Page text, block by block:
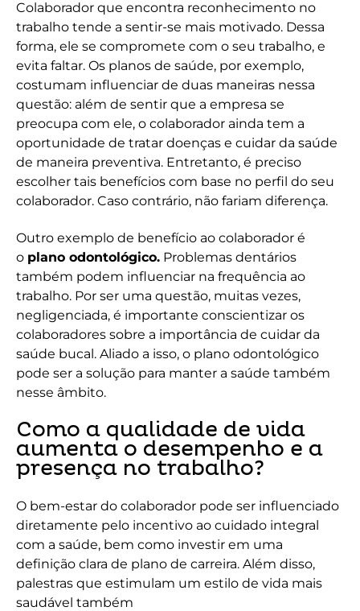
Colaborador que encontra reconhecimento no
trabalho tende a sentir-se mais motivado. Dessa
forma, ele se compromete com o seu trabalho, e
evita faltar. Os planos de saúde, por exemplo,
costumam influenciar de duas maneiras nessa
questão: além de sentir que a empresa se
preocupa com ele, o colaborador ainda tem a
oportunidade de tratar doenças e cuidar da saúde
de maneira preventiva. Entretanto, é preciso
escolher tais benefícios com base no perfil do seu
colaborador. Caso contrário, não fariam diferença.
Outro exemplo de benefício ao colaborador é
o plano odontológico. Problemas dentários
também podem influenciar na frequência ao
trabalho. Por ser uma questão, muitas vezes,
negligenciada, é importante conscientizar os
colaboradores sobre a importância de cuidar da
saúde bucal. Aliado a isso, o plano odontológico
pode ser a solução para manter a saúde também
nesse âmbito.
Como a qualidade de vida
aumenta o desempenho e a
presença no trabalho?
O bem-estar do colaborador pode ser influenciado
diretamente pelo incentivo ao cuidado integral
com a saúde, bem como investir em uma
definição clara de plano de carreira. Além disso,
palestras que estimulam um estilo de vida mais
saudável também